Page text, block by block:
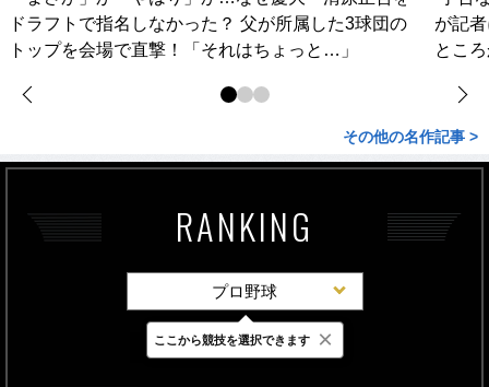
ドラフトで指名しなかった？ 父が所属した3球団の
トップを会場で直撃！「それはちょっと…」
が記
とこ
その他の名作記事 >
RANKING
プロ野球
最新 24時間 週間
ここから競技を選択できます ×